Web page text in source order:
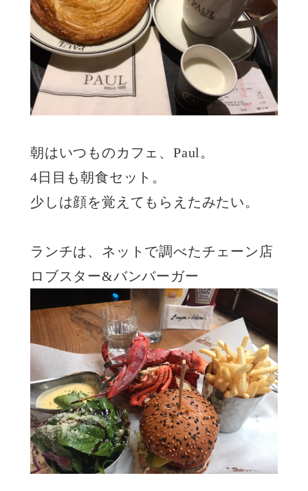
朝はいつものカフェ、Paul。
4日目も朝食セット。
少しは顔を覚えてもらえたみたい。
ランチは、ネットで調べたチェーン店
ロブスター&バンバーガー